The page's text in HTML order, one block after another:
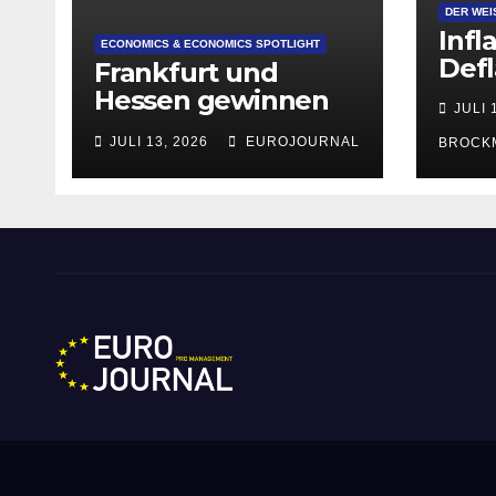
ECONOMICS & ECONOMICS SPOTLIGHT
Frankfurt und
Hessen gewinnen
deutlich an
Attraktivität für
Startup-
JULI 13, 2026 EUROJOURNAL
DER
JULI